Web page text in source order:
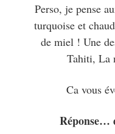
Perso, je pense
turquoise et
de miel ! Une
Tahiti, La
Ca vous
Réponse…